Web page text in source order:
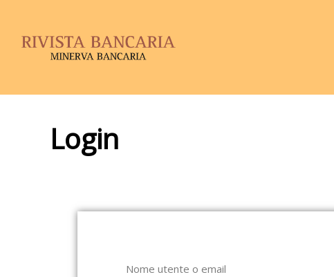
Login
Nome utente o email